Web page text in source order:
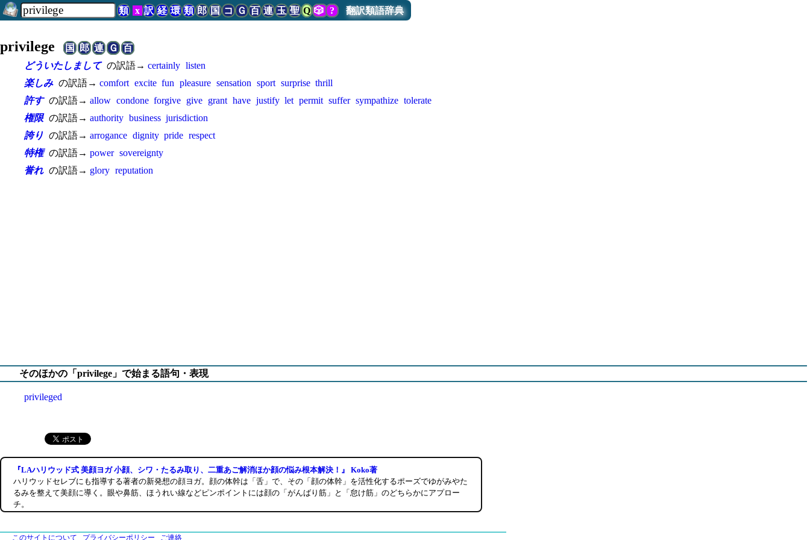
類 x 訳 経 環 類 郎 国 コ Ｇ 百 連 玉 聖 Q 🎲? 翻訳類語辞典
privilege国 郎 連 Ｇ
百
どういたしまして の訳語→ certainly listen
楽しみ の訳語→ comfort excite fun pleasure sensation sport surprise thrill
許す の訳語→ allow condone forgive give grant have justify let permit suffer sympathize tolerate
権限 の訳語→ authority business jurisdiction
誇り の訳語→ arrogance dignity pride respect
特権 の訳語→ power sovereignty
誉れ の訳語→ glory reputation
そのほかの「privilege」で始まる語句・表現
privileged
『LAハリウッド式 美顔ヨガ 小顔、シワ・たるみ取り、二重あご解消ほか顔の悩み根本解決！』 Koko著
ハリウッドセレブにも指導する著者の新発想の顔ヨガ。顔の体幹は「舌」で、その「顔の体幹」を活性化するポーズでゆがみやた
るみを整えて美顔に導く。眼や鼻筋、ほうれい線などピンポイントには顔の「がんばり筋」と「怠け筋」のどちらかにアプロー
チ。
このサイトについて プライバシーポリシー ご連絡